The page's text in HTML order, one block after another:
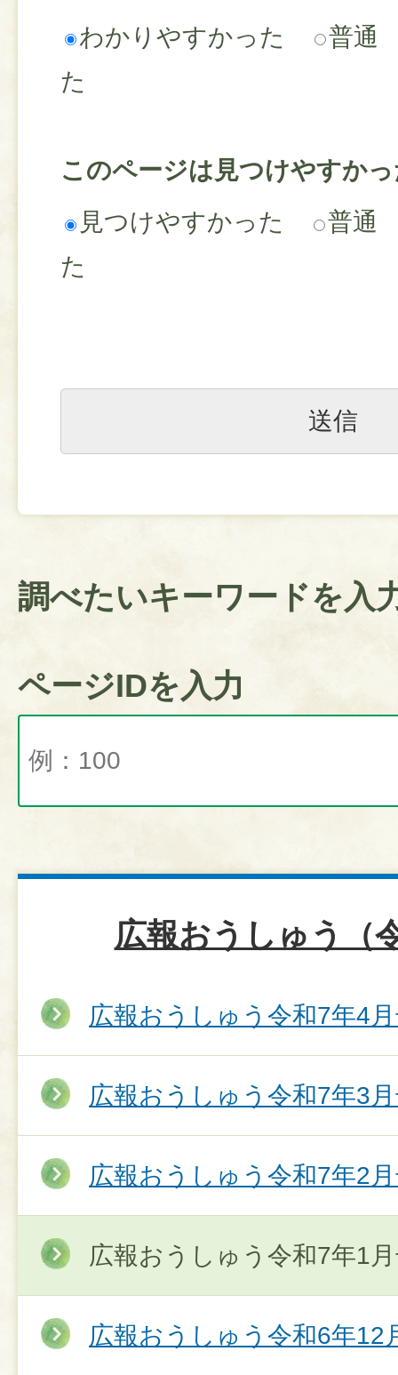
わかりやすかった
普通
た
このページは見つけやすか
見つけやすかった
普通
た
調べたいキーワードを入
ページIDを入力
広報おうしゅう（
広報おうしゅう令和7年4
広報おうしゅう令和7年3
広報おうしゅう令和7年2
広報おうしゅう令和7年1
広報おうしゅう令和6年12